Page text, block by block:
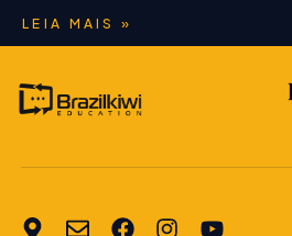
LEIA MAIS »